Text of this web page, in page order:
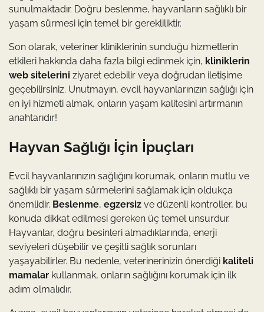
sunulmaktadır. Doğru beslenme, hayvanların sağlıklı bir
yaşam sürmesi için temel bir gerekliliktir.
Son olarak, veteriner kliniklerinin sunduğu hizmetlerin
etkileri hakkında daha fazla bilgi edinmek için, kliniklerin
web sitelerini ziyaret edebilir veya doğrudan iletişime
geçebilirsiniz. Unutmayın, evcil hayvanlarınızın sağlığı için
en iyi hizmeti almak, onların yaşam kalitesini artırmanın
anahtarıdır!
Hayvan Sağlığı İçin İpuçları
Evcil hayvanlarınızın sağlığını korumak, onların mutlu ve
sağlıklı bir yaşam sürmelerini sağlamak için oldukça
önemlidir. Beslenme, egzersiz ve düzenli kontroller, bu
konuda dikkat edilmesi gereken üç temel unsurdur.
Hayvanlar, doğru besinleri almadıklarında, enerji
seviyeleri düşebilir ve çeşitli sağlık sorunları
yaşayabilirler. Bu nedenle, veterinerinizin önerdiği kaliteli
mamalar kullanmak, onların sağlığını korumak için ilk
adım olmalıdır.